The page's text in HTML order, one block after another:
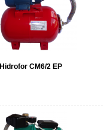
Hidrofor CM6/2 EP